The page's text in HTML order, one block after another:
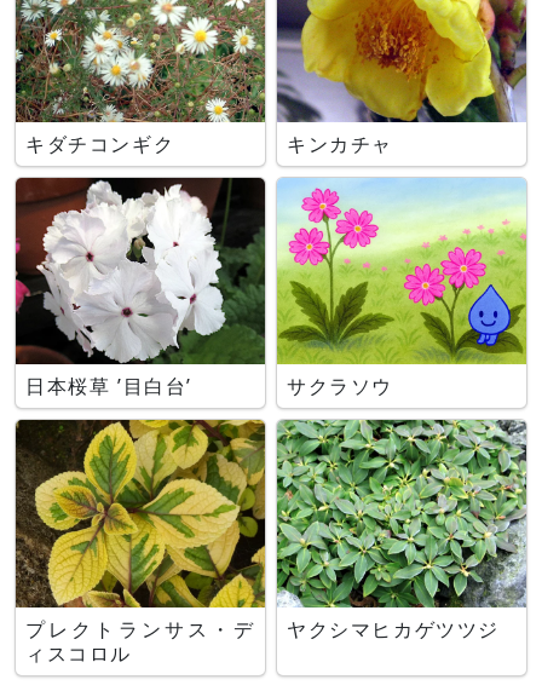
キダチコンギク キンカチャ
日本桜草 ’目白台’ サクラソウ
プレクトランサス・デ
ィスコロル
ヤクシマヒカゲツツジ